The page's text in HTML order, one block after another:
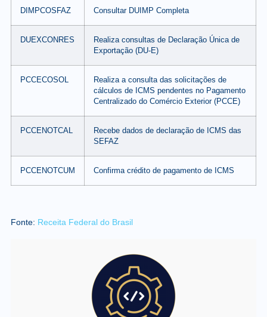
DIMPCOSFAZ Consultar DUIMP Completa
DUEXCONRES
Realiza consultas de Declaração Única de
Exportação (DU-E)
PCCECOSOL
Realiza a consulta das solicitações de
cálculos de ICMS pendentes no Pagamento
Centralizado do Comércio Exterior (PCCE)
PCCENOTCAL
Recebe dados de declaração de ICMS das
SEFAZ
PCCENOTCUM Confirma crédito de pagamento de ICMS
Fonte: Receita Federal do Brasil